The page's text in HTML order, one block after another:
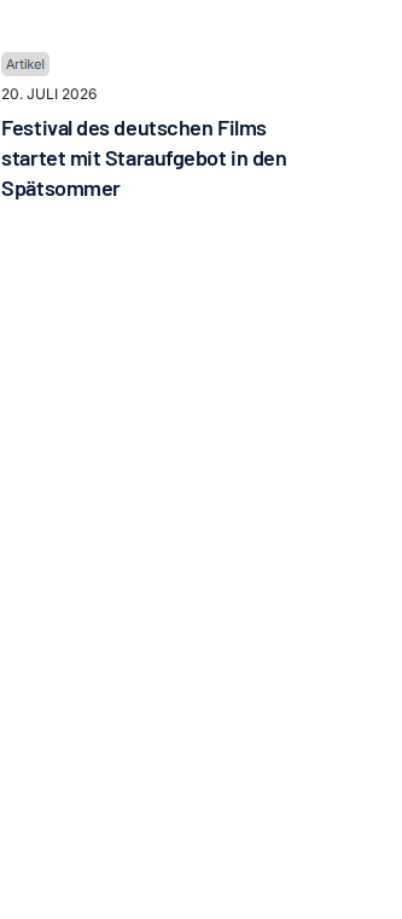
20. JULI 2026
Festival des deutschen Films
startet mit Staraufgebot in den
Spätsommer